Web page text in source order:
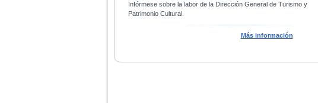
Infórmese sobre la labor de la Dirección General de Turismo y
Patrimonio Cultural.
Más información